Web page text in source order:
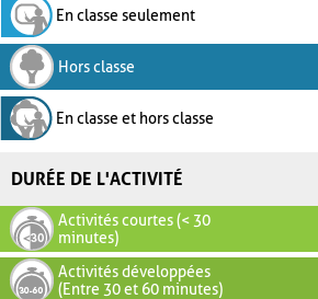
En classe seulement
Hors classe
En classe et hors classe
DURÉE DE L'ACTIVITÉ
Activités courtes (< 30
minutes)
Activités développées
(Entre 30 et 60 minutes)